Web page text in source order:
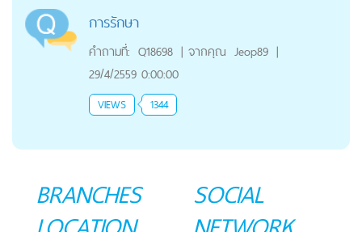
การรักษา
คำถามที่: Q18698 | จากคุณ Jeop89 |
29/4/2559 0:00:00
VIEWS 1344
BRANCHES
SOCIAL